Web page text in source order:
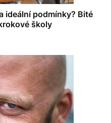
ideální podmínky? Bité
školy